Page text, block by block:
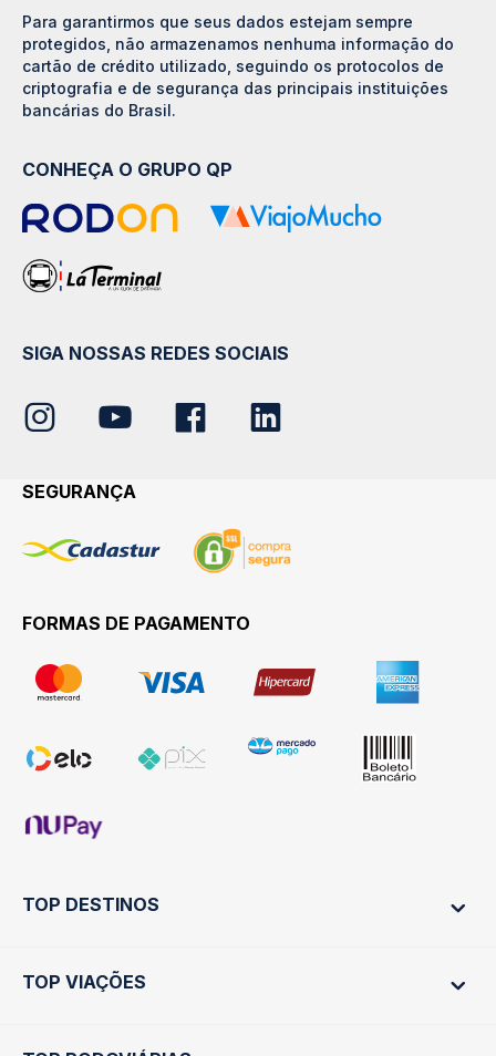
Para garantirmos que seus dados estejam sempre
protegidos, não armazenamos nenhuma informação do
cartão de crédito utilizado, seguindo os protocolos de
criptografia e de segurança das principais instituições
bancárias do Brasil.
CONHEÇA O GRUPO QP
SIGA NOSSAS REDES SOCIAIS
SEGURANÇA
FORMAS DE PAGAMENTO
TOP DESTINOS
Ônibus Rio de Janeiro
TOP VIAÇÕES